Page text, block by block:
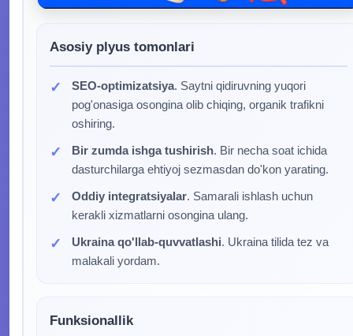
Asosiy plyus tomonlari
SEO-optimizatsiya. Saytni qidiruvning yuqori
pog'onasiga osongina olib chiqing, organik trafikni
oshiring.
Bir zumda ishga tushirish. Bir necha soat ichida
dasturchilarga ehtiyoj sezmasdan do'kon yarating.
Oddiy integratsiyalar. Samarali ishlash uchun
kerakli xizmatlarni osongina ulang.
Ukraina qo'llab-quvvatlashi. Ukraina tilida tez va
malakali yordam.
Funksionallik